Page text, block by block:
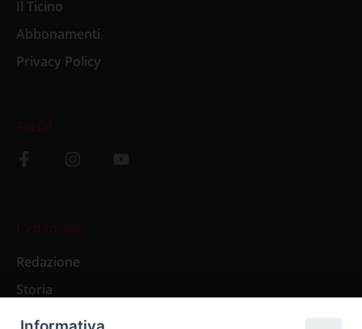
Il Ticino
Abbonamenti
Privacy Policy
Social
L’editoriale
Redazione
Storia